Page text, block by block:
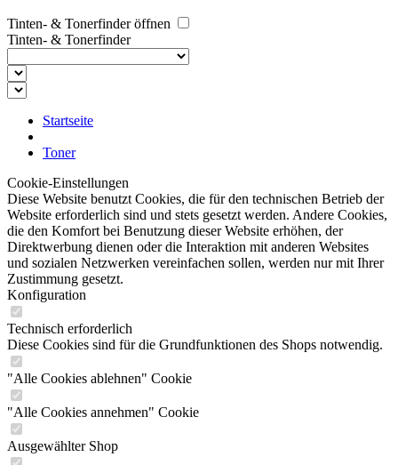
Tinten- & Tonerfinder öffnen
Tinten- & Tonerfinder
Startseite
Toner
Cookie-Einstellungen
Diese Website benutzt Cookies, die für den technischen Betrieb der
Website erforderlich sind und stets gesetzt werden. Andere Cookies,
die den Komfort bei Benutzung dieser Website erhöhen, der
Direktwerbung dienen oder die Interaktion mit anderen Websites
und sozialen Netzwerken vereinfachen sollen, werden nur mit Ihrer
Zustimmung gesetzt.
Konfiguration
Technisch erforderlich
Diese Cookies sind für die Grundfunktionen des Shops notwendig.
"Alle Cookies ablehnen" Cookie
"Alle Cookies annehmen" Cookie
Ausgewählter Shop